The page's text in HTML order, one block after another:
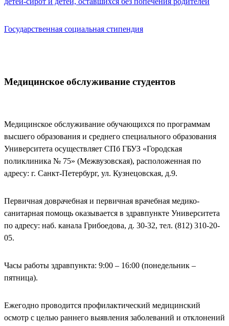
Государственная социальная стипендия
Медицинское обслуживание студентов
Медицинское обслуживание обучающихся по программам
высшего образования и среднего специального образования
Университета осуществляет СПб ГБУЗ «Городская
поликлиника № 75» (Межвузовская), расположенная по
адресу: г. Санкт-Петербург, ул. Кузнецовская, д.9.
Первичная доврачебная и первичная врачебная медико-
санитарная помощь оказывается в здравпункте Университета
по адресу: наб. канала Грибоедова, д. 30-32, тел. (812) 310-20-
05.
Часы работы здравпункта: 9:00 – 16:00 (понедельник –
пятница).
Ежегодно проводится профилактический медицинский
осмотр с целью раннего выявления заболеваний и отклонений